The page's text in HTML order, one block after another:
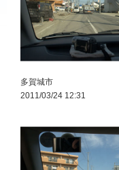
多賀城市
2011/03/24 12:31